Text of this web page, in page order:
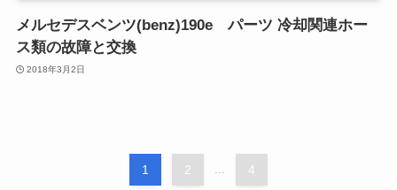
メルセデスベンツ(benz)190e パーツ 冷却関連ホー
ス類の故障と交換
2018年3月2日
1 2 ... 4